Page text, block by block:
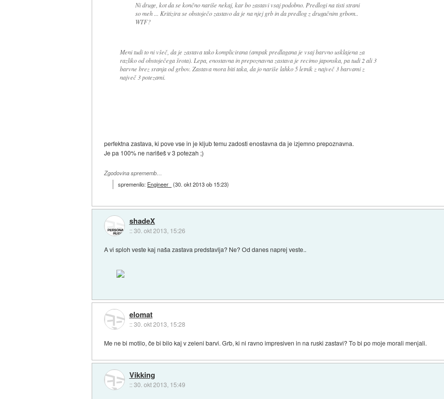
Ni druge, kot da se končno nariše nekaj, kar bo zastavi vsaj podobno. Predlogi na tisti strani
so meh ... Kritizira se obstoječo zastavo da je na njej grb in da predlog z drugačnim grbom..
WTF?
Meni tudi to ni všeč, da je zastava tako komplicirana (ampak predlagana je vsaj barvno usklajena za
razliko od obstoječega šrota). Lepa, enostavna in prepoznavna zastava je recimo japonska, pa tudi 2 ali 3
barvne brez sranja od grbov. Zastava mora biti taka, da jo nariše lahko 5 letnik z največ 3 barvami z
največ 3 potezami.
perfektna zastava, ki pove vse in je kljub temu zadosti enostavna da je izjemno prepoznavna.
Je pa 100% ne narišeš v 3 potezah ;)
Zgodovina sprememb…
spremenilo: Engineer_ (30. okt 2013 ob 15:23)
shadeX
::30. okt 2013, 15:26
A vi sploh veste kaj naša zastava predstavlja? Ne? Od danes naprej veste..
elomat
::30. okt 2013, 15:28
Me ne bi motilo, če bi bilo kaj v zeleni barvi. Grb, ki ni ravno impresiven in na ruski zastavi? To bi po moje morali menjali.
Vikking
::30. okt 2013, 15:49